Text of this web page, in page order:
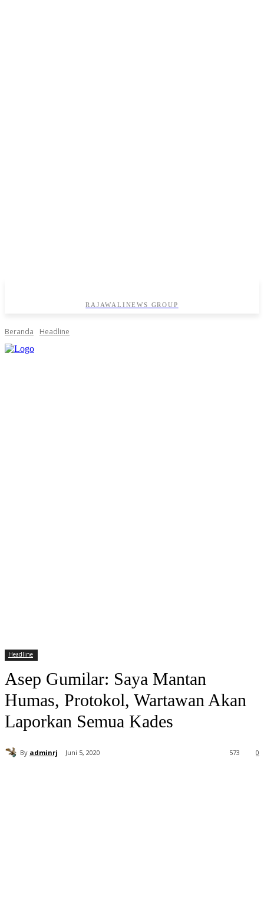
RAJAWALINEWS GROUP
Beranda Headline
Headline
Asep Gumilar: Saya Mantan
Humas, Protokol, Wartawan Akan
Laporkan Semua Kades
By adminrj Juni 5, 2020 0
573